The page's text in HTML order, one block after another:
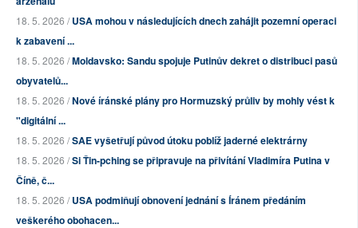
18. 5. 2026 /USA mohou v následujících dnech zahájit pozemní operaci
k zabavení ...
18. 5. 2026 /Moldavsko: Sandu spojuje Putinův dekret o distribuci pasů
obyvatelů...
18. 5. 2026 /Nové íránské plány pro Hormuzský průliv by mohly vést k
"digitální ...
18. 5. 2026 /SAE vyšetřují původ útoku poblíž jaderné elektrárny
18. 5. 2026 /Si Ťin-pching se připravuje na přivítání Vladimíra Putina v
Číně, č...
18. 5. 2026 /USA podmiňují obnovení jednání s Íránem předáním
veškerého obohacen...